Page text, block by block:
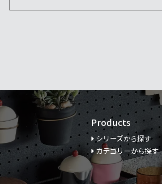
Products
シリーズから探す
カテゴリーから探す